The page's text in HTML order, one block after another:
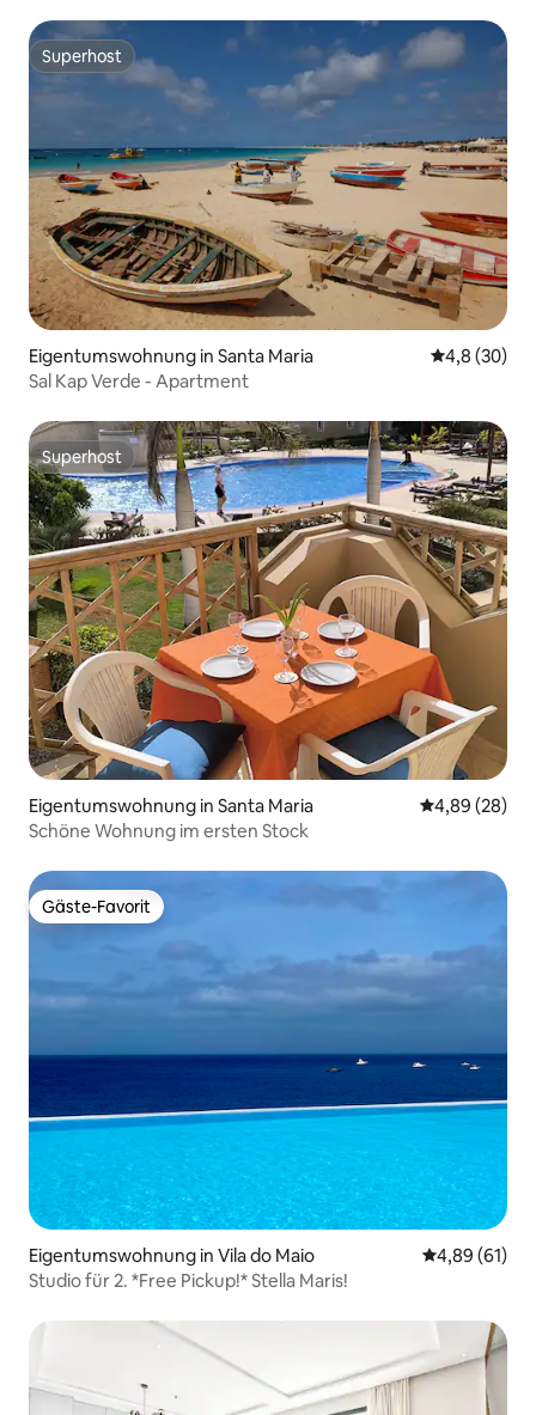
Superhost
Superhost
Eigentumswohnung in Santa Maria
4,8 (30)
Sal Kap Verde - Apartment
Superhost
Superhost
Eigentumswohnung in Santa Maria
4,89 (28)
Schöne Wohnung im ersten Stock
Gäste-Favorit
Gäste-Favorit
Eigentumswohnung in Vila do Maio
4,89 (61)
Studio für 2. *Free Pickup!* Stella Maris!